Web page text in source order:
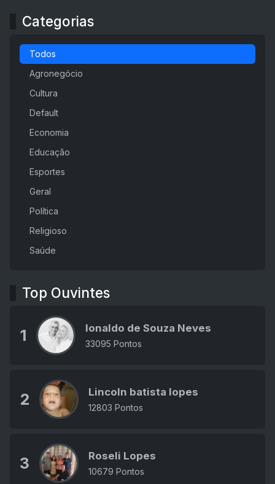
Categorias
Todos
Agronegócio
Cultura
Default
Economia
Educação
Esportes
Geral
Política
Religioso
Saúde
Top Ouvintes
1 Ionaldo de Souza Neves
33095 Pontos
2 Lincoln batista lopes
12803 Pontos
3 Roseli Lopes
10679 Pontos